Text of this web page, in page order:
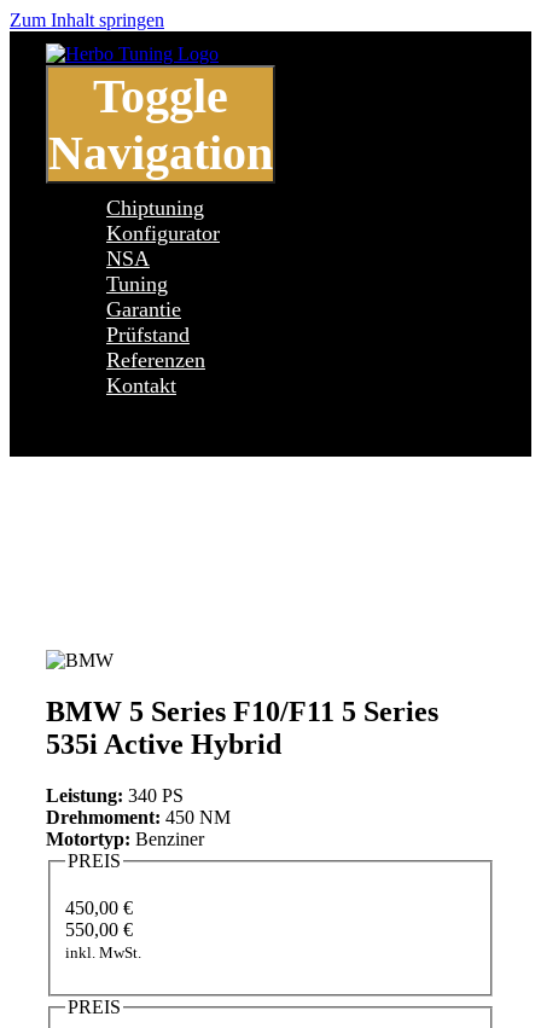
Zum Inhalt springen
Toggle
Navigation
Chiptuning
Konfigurator
NSA
Tuning
Garantie
Prüfstand
Referenzen
Kontakt
BMW 5 Series F10/F11 5 Series
535i Active Hybrid
Leistung: 340 PS
Drehmoment: 450 NM
Motortyp: Benziner
PREIS
450,00 €
550,00 €
inkl. MwSt.
PREIS